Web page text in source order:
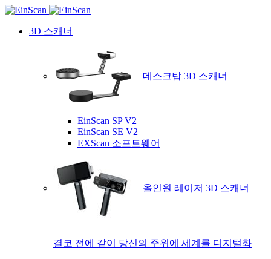
3D 스캐너
데스크탑 3D 스캐너
EinScan SP V2
EinScan SE V2
EXScan 소프트웨어
올인원 레이저 3D 스캐너
결코 전에 같이 당신의 주위에 세계를 디지털화